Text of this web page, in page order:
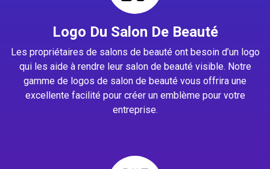
Logo Du Salon De Beauté
Les propriétaires de salons de beauté ont besoin d’un logo
qui les aide à rendre leur salon de beauté visible. Notre
gamme de logos de salon de beauté vous offrira une
excellente facilité pour créer un emblème pour votre
entreprise.